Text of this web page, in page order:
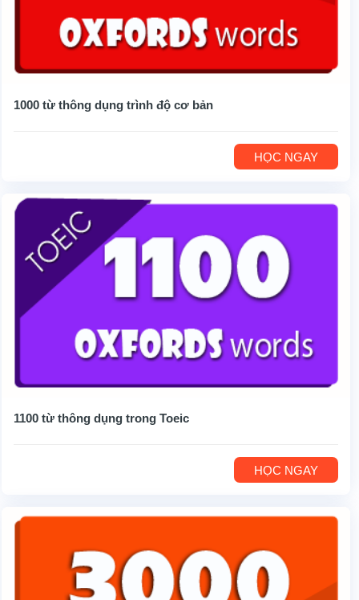
1000 từ thông dụng trình độ cơ bản
HỌC NGAY
1100 từ thông dụng trong Toeic
HỌC NGAY